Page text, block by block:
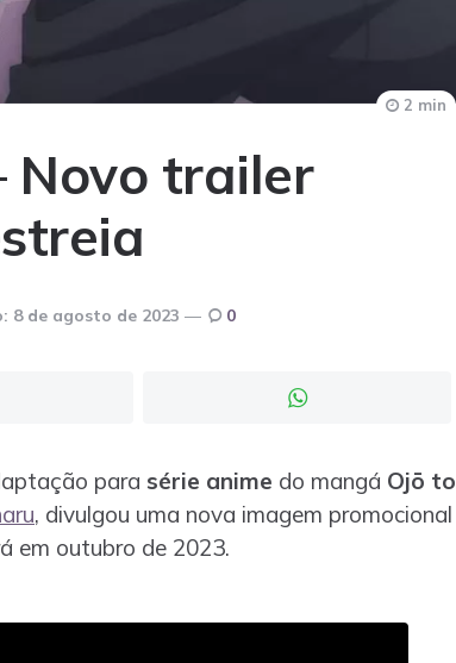
Novo trailer
8 de agosto de 2023 0
2 min
para série anime do mangá Ojō to
, divulgou uma nova imagem promocional
em outubro de 2023.